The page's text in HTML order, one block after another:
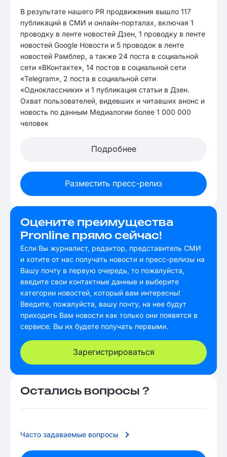
В результате нашего PR продвижения вышло 117
публикаций в СМИ и онлайн-порталах, включая 1
проводку в ленте новостей Дзен, 1 проводку в ленте
новостей Google Новости и 5 проводок в ленте
новостей Рамблер, а также 24 поста в социальной
сети «ВКонтакте», 14 постов в социальной сети
«Telegram», 2 поста в социальной сети
«Одноклассники» и 1 публикация статьи в Дзен.
Охват пользователей, видевших и читавших анонс и
новость по данным Медиалогии более 1 000 000
человек
Подробнее
Разместить пресс-релиз
Оцените преимущества
Pronline прямо сейчас!
Если Вы журналист, редактор, представитель СМИ
и хотите от нас получать новости и пресс-релизы на
Вашу почту в первую очередь, то пожалуйста,
введите свои контактные данные и выберите
категории новостей, который вам интересны!
Введите, пожалуйста, вашу почту, на нее будут
приходить Вам новости как только они появятся в
сервисе. Вы их будете получать первыми.
Зарегистрироваться
Остались вопросы ?
Часто задаваемые вопросы